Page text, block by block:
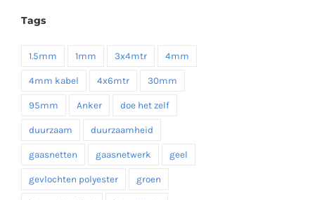
Tags
1.5mm 1mm 3x4mtr 4mm
4mm kabel 4x6mtr 30mm
95mm Anker doe het zelf
duurzaam duurzaamheid
gaasnetten gaasnetwerk geel
gevlochten polyester groen